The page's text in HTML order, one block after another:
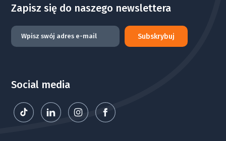
Zapisz się do naszego newslettera
Subskrybuj
Social media